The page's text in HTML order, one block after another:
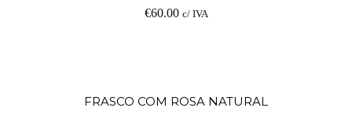
€60.00 c/ IVA
FRASCO COM ROSA NATURAL